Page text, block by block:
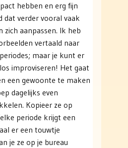
hebben en erg fijn
dat verder vooral vaak
zich aanpassen. Ik heb
vertaald naar
maar je kunt er
improviseren! Het gaat
een gewoonte te maken
dagelijks even
Kopieer ze op
periode krijgt een
er een touwtje
je ze op je bureau